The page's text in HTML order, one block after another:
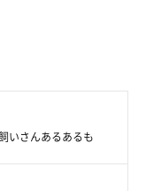
いさんあるあるも